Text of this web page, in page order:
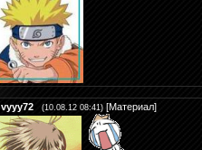
vyyy72 (10.08.12 08:41) [Материал]